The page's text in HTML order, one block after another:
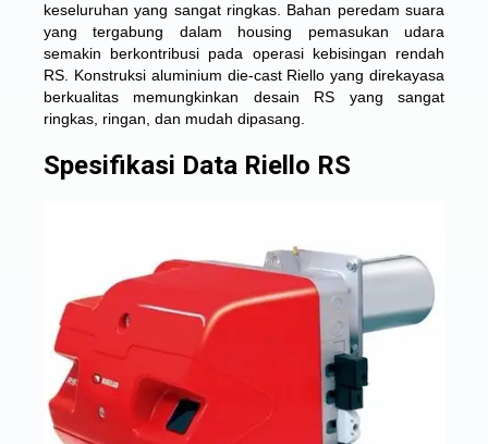
keseluruhan yang sangat ringkas. Bahan peredam suara
yang tergabung dalam housing pemasukan udara
semakin berkontribusi pada operasi kebisingan rendah
RS. Konstruksi aluminium die-cast Riello yang direkayasa
berkualitas memungkinkan desain RS yang sangat
ringkas, ringan, dan mudah dipasang.
Spesifikasi Data Riello RS